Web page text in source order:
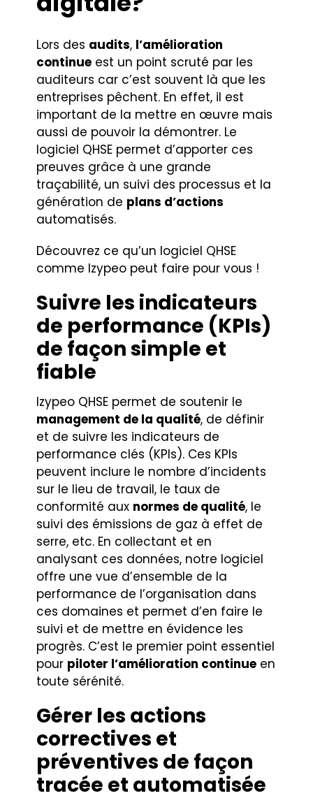
Lors des audits, l’amélioration
continue est un point scruté par les
auditeurs car c’est souvent là que les
entreprises pêchent. En effet, il est
important de la mettre en œuvre mais
aussi de pouvoir la démontrer. Le
logiciel QHSE permet d’apporter ces
preuves grâce à une grande
traçabilité, un suivi des processus et la
génération de plans d’actions
automatisés.
Découvrez ce qu’un logiciel QHSE
comme Izypeo peut faire pour vous !
Suivre les indicateurs
de performance (KPIs)
de façon simple et
fiable
Izypeo QHSE permet de soutenir le
management de la qualité, de définir
et de suivre les indicateurs de
performance clés (KPIs). Ces KPIs
peuvent inclure le nombre d’incidents
sur le lieu de travail, le taux de
conformité aux normes de qualité, le
suivi des émissions de gaz à effet de
serre, etc. En collectant et en
analysant ces données, notre logiciel
offre une vue d’ensemble de la
performance de l’organisation dans
ces domaines et permet d’en faire le
suivi et de mettre en évidence les
progrès. C’est le premier point essentiel
pour piloter l’amélioration continue en
toute sérénité.
Gérer les actions
correctives et
préventives de façon
tracée et automatisée